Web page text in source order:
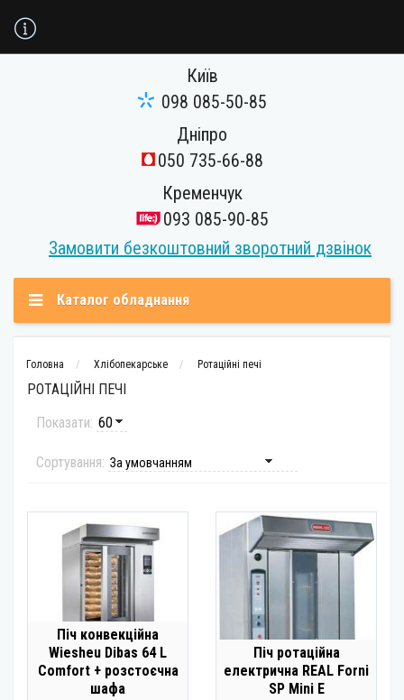
Київ
098 085-50-85
Дніпро
050 735-66-88
Кременчук
093 085-90-85
Замовити безкоштовний зворотний дзвінок
Каталог обладнання
Головна Хлібопекарське Ротаційні печі
РОТАЦІЙНІ ПЕЧІ
Показати:
Сортування:
Піч конвекційна
Wiesheu Dibas 64 L
Comfort + розстоєчна
шафа
Піч ротаційна
електрична REAL Forni
SP Mini E